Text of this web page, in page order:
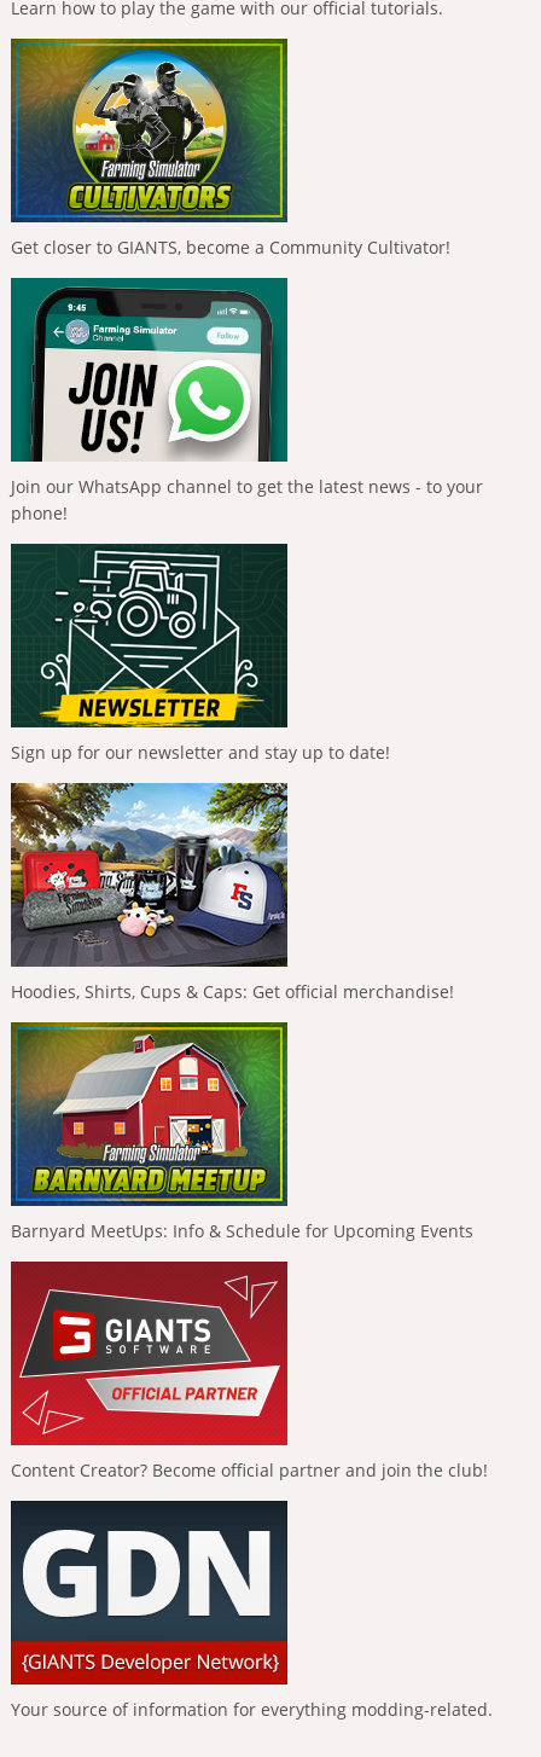
Learn how to play the game with our official tutorials.
Get closer to GIANTS, become a Community Cultivator!
Join our WhatsApp channel to get the latest news - to your
phone!
Sign up for our newsletter and stay up to date!
Hoodies, Shirts, Cups & Caps: Get official merchandise!
Barnyard MeetUps: Info & Schedule for Upcoming Events
Content Creator? Become official partner and join the club!
Your source of information for everything modding-related.